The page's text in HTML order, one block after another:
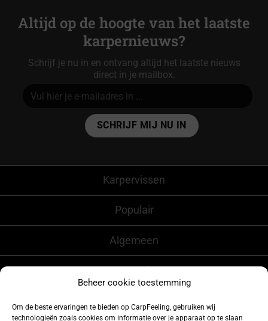
Beheer cookie toestemming
Om de beste ervaringen te bieden op CarpFeeling, gebruiken wij
technologieën zoals cookies om informatie over je apparaat op te slaan
Altijd op de hoogte van het laatste
karpernieuws?
Schrijf je nu in en ontvang altijd het laatste nieuws
direct in je mailbox.
Karpervissen
Populair
Algemeen
CarpFeeling